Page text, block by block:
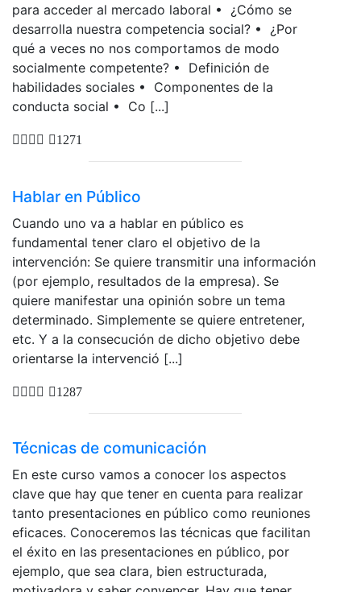
para acceder al mercado laboral • ¿Cómo se
desarrolla nuestra competencia social? • ¿Por
qué a veces no nos comportamos de modo
socialmente competente? • Definición de
habilidades sociales • Componentes de la
conducta social • Co [...]
1271
Hablar en Público
Cuando uno va a hablar en público es
fundamental tener claro el objetivo de la
intervención: Se quiere transmitir una información
(por ejemplo, resultados de la empresa). Se
quiere manifestar una opinión sobre un tema
determinado. Simplemente se quiere entretener,
etc. Y a la consecución de dicho objetivo debe
orientarse la intervenció [...]
1287
Técnicas de comunicación
En este curso vamos a conocer los aspectos
clave que hay que tener en cuenta para realizar
tanto presentaciones en público como reuniones
eficaces. Conoceremos las técnicas que facilitan
el éxito en las presentaciones en público, por
ejemplo, que sea clara, bien estructurada,